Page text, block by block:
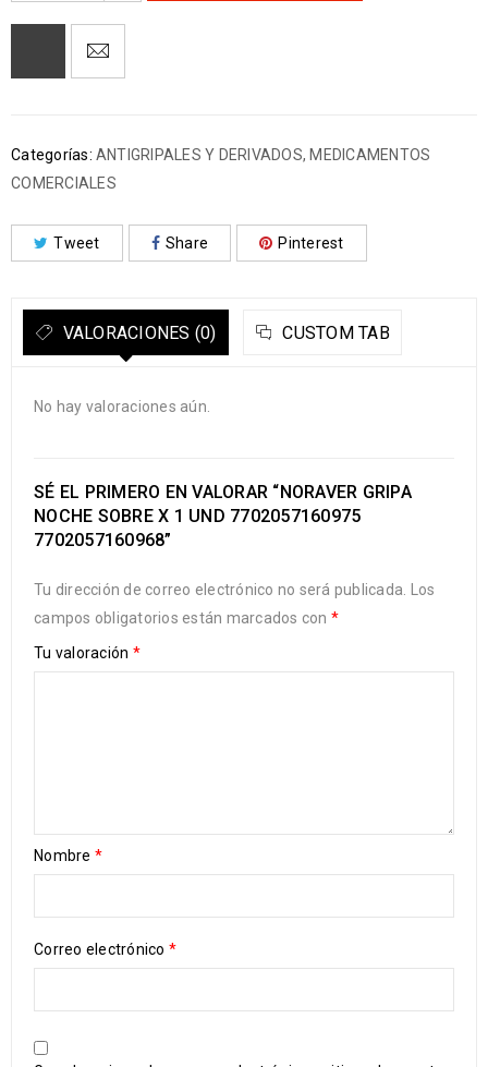
Categorías: ANTIGRIPALES Y DERIVADOS, MEDICAMENTOS
COMERCIALES
Tweet Share Pinterest
VALORACIONES (0) CUSTOM TAB
No hay valoraciones aún.
SÉ EL PRIMERO EN VALORAR “NORAVER GRIPA
NOCHE SOBRE X 1 UND 7702057160975
7702057160968”
Tu dirección de correo electrónico no será publicada.
Los
campos obligatorios están marcados con *
Tu valoración *
Nombre *
Correo electrónico *